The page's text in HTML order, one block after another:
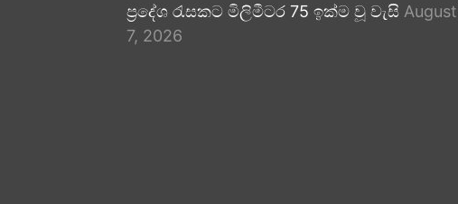
ප්‍රදේශ රැසකට මිලිමීටර 75 ඉක්ම වූ වැසි August
7, 2026